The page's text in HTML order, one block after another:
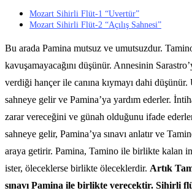
Mozart Sihirli Flüt-1 “Uvertür”
Mozart Sihirli Flüt-2 “Açılış Sahnesi”
Bu arada Pamina mutsuz ve umutsuzdur.
kavuşamayacağını düşünür. Annesinin
verdiği hançer ile canına kıymayı dahi düşünür.
sahneye gelir ve Pamina’ya yardım ederler.
zarar vereceğini ve günah olduğunu ifade
sahneye gelir, Pamina’ya sınavı anlatır ve
araya getirir. Pamina, Tamino ile birlikte kalan
ister, öleceklerse birlikte öleceklerdir. Artık
sınavı Pamina ile birlikte verecektir. Sihirli